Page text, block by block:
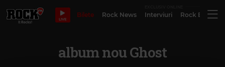
LIVE
Bilete Rock News Interviuri Rock
album nou Ghost